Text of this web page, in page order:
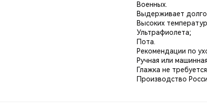
Военных.
Выдерживает
Высоких
Ультрафиолета;
Пота.
Рекомендации по
Ручная или
Глажка не
Производство